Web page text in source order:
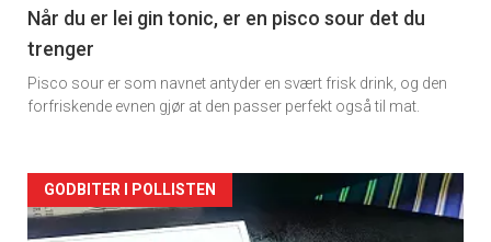
2
Når du er lei gin tonic, er en pisco sour det du
trenger
Pisco sour er som navnet antyder en svært frisk drink, og den
forfriskende evnen gjør at den passer perfekt også til mat.
Forsiden
GODBITER I POLLISTEN